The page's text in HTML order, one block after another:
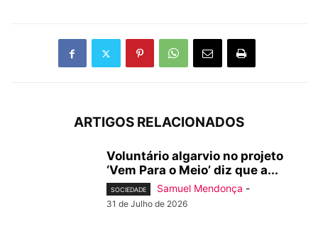
ARTIGOS RELACIONADOS
Voluntário algarvio no projeto
‘Vem Para o Meio’ diz que a...
SOCIEDADE Samuel Mendonça -
31 de Julho de 2026